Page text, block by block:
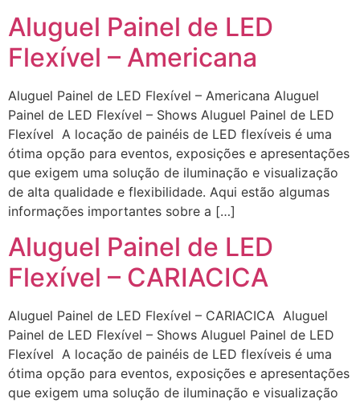
Aluguel Painel de LED
Flexível – Americana
Aluguel Painel de LED Flexível – Americana Aluguel
Painel de LED Flexível – Shows Aluguel Painel de LED
Flexível A locação de painéis de LED flexíveis é uma
ótima opção para eventos, exposições e apresentações
que exigem uma solução de iluminação e visualização
de alta qualidade e flexibilidade. Aqui estão algumas
informações importantes sobre a […]
Aluguel Painel de LED
Flexível – CARIACICA
Aluguel Painel de LED Flexível – CARIACICA Aluguel
Painel de LED Flexível – Shows Aluguel Painel de LED
Flexível A locação de painéis de LED flexíveis é uma
ótima opção para eventos, exposições e apresentações
que exigem uma solução de iluminação e visualização